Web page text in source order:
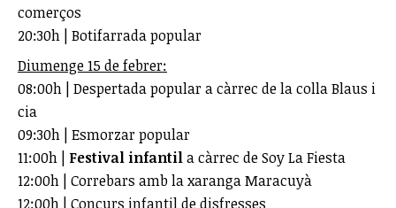
comerços
20:30h | Botifarrada popular
Diumenge 15 de febrer:
08:00h | Despertada popular a càrrec de la colla Blaus i
cia
09:30h | Esmorzar popular
11:00h | Festival infantila càrrec de Soy La Fiesta
12:00h | Correbars amb la xaranga Maracuyà
12:00h | Concurs infantil de disfresses